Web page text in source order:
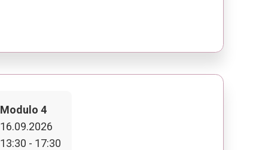
Modulo 4
16.09.2026
13:30 - 17:30